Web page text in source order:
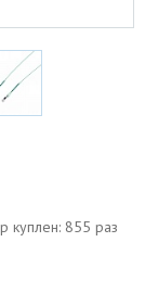
куплен: 855 раз